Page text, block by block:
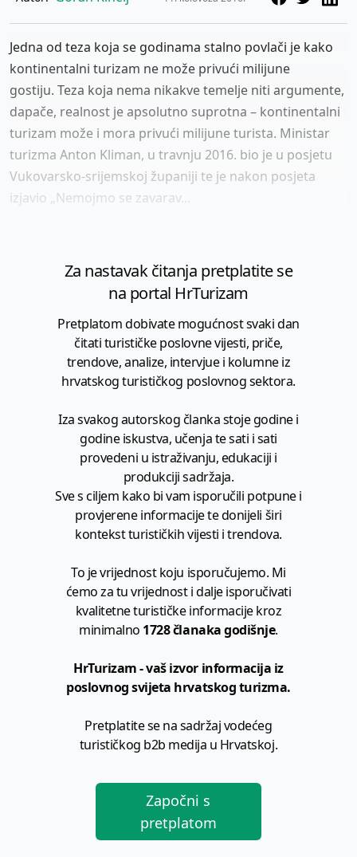
Jedna od teza koja se godinama stalno povlači je kako
kontinentalni turizam ne može privući milijune
gostiju. Teza koja nema nikakve temelje niti argumente,
dapače, realnost je apsolutno suprotna – kontinentalni
turizam može i mora privući milijune turista. Ministar
turizma Anton Kliman, u travnju 2016. bio je u posjetu
Vukovarsko-srijemskoj županiji te je nakon posjeta
izjavio „Nemojmo se zavarav...
Za nastavak čitanja pretplatite se
na portal HrTurizam
Pretplatom dobivate mogućnost svaki dan
čitati turističke poslovne vijesti, priče,
trendove, analize, intervjue i kolumne iz
hrvatskog turističkog poslovnog sektora.
Iza svakog autorskog članka stoje godine i
godine iskustva, učenja te sati i sati
provedeni u istraživanju, edukaciji i
produkciji sadržaja.
Sve s ciljem kako bi vam isporučili potpune i
provjerene informacije te donijeli širi
kontekst turističkih vijesti i trendova.
To je vrijednost koju isporučujemo. Mi
ćemo za tu vrijednost i dalje isporučivati
kvalitetne turističke informacije kroz
minimalno 1728 članaka godišnje.
HrTurizam - vaš izvor informacija iz
poslovnog svijeta hrvatskog turizma.
Pretplatite se na sadržaj vodećeg
turističkog b2b medija u Hrvatskoj.
Započni s
pretplatom